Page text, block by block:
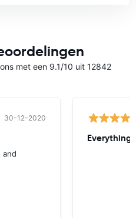
met een 9.1/10 uit 12842
30-12-2020
and
Everything